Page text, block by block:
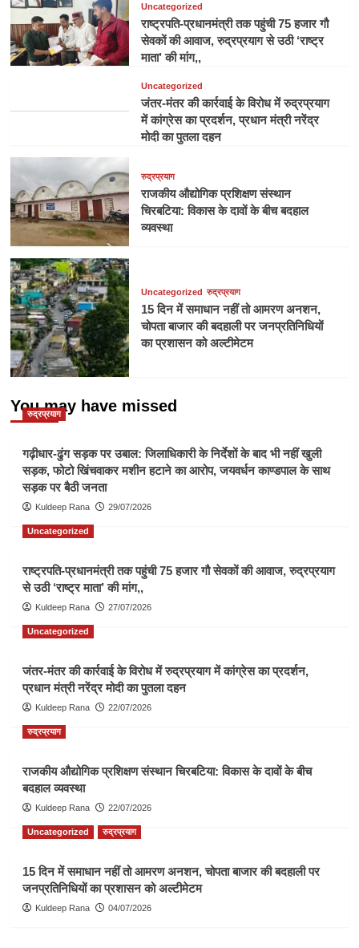
Uncategorized
राष्ट्रपति-प्रधानमंत्री तक पहुंची 75 हजार गौ
सेवकों की आवाज, रुद्रप्रयाग से उठी ‘राष्ट्र
माता’ की मांग,,
Uncategorized
जंतर-मंतर की कार्रवाई के विरोध में रुद्रप्रयाग
में कांग्रेस का प्रदर्शन, प्रधान मंत्री नरेंद्र
मोदी का पुतला दहन
रुद्रप्रयाग
राजकीय औद्योगिक प्रशिक्षण संस्थान
चिरबटिया: विकास के दावों के बीच बदहाल
व्यवस्था
Uncategorized रुद्रप्रयाग
15 दिन में समाधान नहीं तो आमरण अनशन,
चोपता बाजार की बदहाली पर जनप्रतिनिधियों
का प्रशासन को अल्टीमेटम
You may have missed
रुद्रप्रयाग
गढ़ीधार-ढुंग सड़क पर उबाल: जिलाधिकारी के निर्देशों के बाद भी नहीं खुली
सड़क, फोटो खिंचवाकर मशीन हटाने का आरोप, जयवर्धन काण्डपाल के साथ
सड़क पर बैठी जनता
Kuldeep Rana 29/07/2026
Uncategorized
राष्ट्रपति-प्रधानमंत्री तक पहुंची 75 हजार गौ सेवकों की आवाज, रुद्रप्रयाग
से उठी ‘राष्ट्र माता’ की मांग,,
Kuldeep Rana 27/07/2026
Uncategorized
जंतर-मंतर की कार्रवाई के विरोध में रुद्रप्रयाग में कांग्रेस का प्रदर्शन,
प्रधान मंत्री नरेंद्र मोदी का पुतला दहन
Kuldeep Rana 22/07/2026
रुद्रप्रयाग
राजकीय औद्योगिक प्रशिक्षण संस्थान चिरबटिया: विकास के दावों के बीच
बदहाल व्यवस्था
Kuldeep Rana 22/07/2026
Uncategorized रुद्रप्रयाग
15 दिन में समाधान नहीं तो आमरण अनशन, चोपता बाजार की बदहाली पर
जनप्रतिनिधियों का प्रशासन को अल्टीमेटम
Kuldeep Rana 04/07/2026